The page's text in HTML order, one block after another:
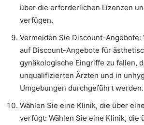
über die erforderlichen Lizenzen
verfügen.
Vermeiden Sie Discount-Angebote:
auf Discount-Angebote für
gynäkologische Eingriffe zu fallen,
unqualifizierten Ärzten und in
Umgebungen durchgeführt werden.
Wählen Sie eine Klinik, die über
verfügt: Wählen Sie eine Klinik, die